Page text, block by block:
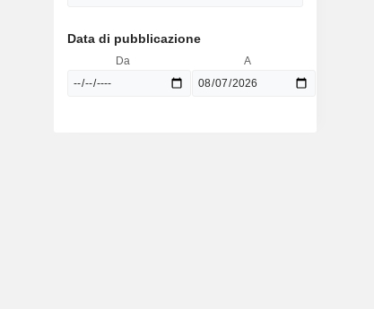
Data di pubblicazione
Da A